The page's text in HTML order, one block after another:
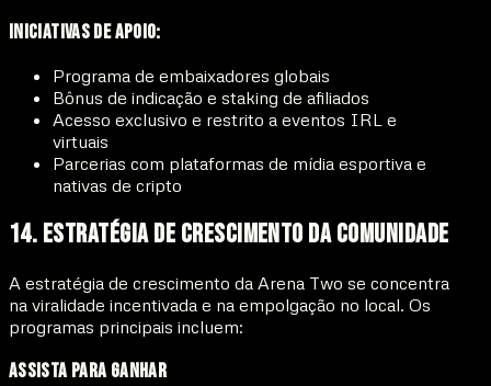
Iniciativas de Apoio:
Programa de embaixadores globais
Bônus de indicação e staking de afiliados
Acesso exclusivo e restrito a eventos IRL e
virtuais
Parcerias com plataformas de mídia esportiva e
nativas de cripto
14. Estratégia de Crescimento da Comunidade
A estratégia de crescimento da Arena Two se concentra
na viralidade incentivada e na empolgação no local. Os
programas principais incluem:
Assista para Ganhar